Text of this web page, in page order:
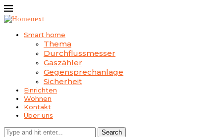
Smart home
Thema
Durchflussmesser
Gaszähler
Gegensprechanlage
Sicherheit
Einrichten
Wohnen
Kontakt
Über uns
Search